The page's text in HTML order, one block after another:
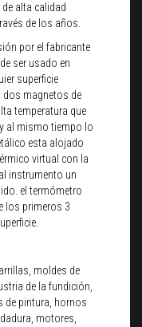
alta calidad
de los años.
por el fabricante
ser usado en
superficie
dos magnetos de
temperatura que
al mismo tiempo lo
esta alojado
virtual con la
instrumento un
el termómetro
los primeros 3
moldes de
de la fundición,
de pintura, hornos
motores,